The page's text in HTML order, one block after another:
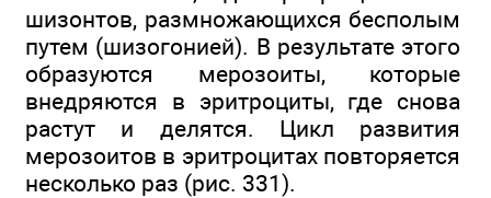
шизонтов, размножающихся бесполым
путем (шизогонией). В результате этого
образуются мерозоиты, которые
внедряются в эритроциты, где снова
растут и делятся. Цикл развития
мерозоитов в эритроцитах повторяется
несколько раз (рис. 331).